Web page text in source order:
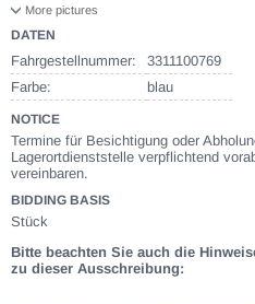
More pictures
DATEN
Fahrgestellnummer:
3311100769
Farbe:
blau
NOTICE
Termine für Besichtigung oder
Lagerortdienststelle verpflichtend
vereinbaren.
BIDDING BASIS
Stück
Bitte beachten Sie auch die
zu dieser Ausschreibung: